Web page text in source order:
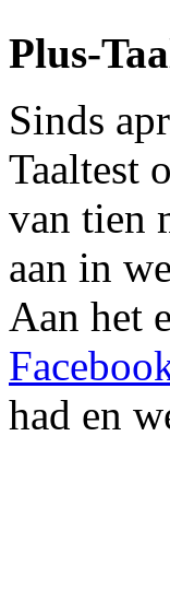
Plus-
Sinds
Taaltest
van tien
aan in
Aan het
had en